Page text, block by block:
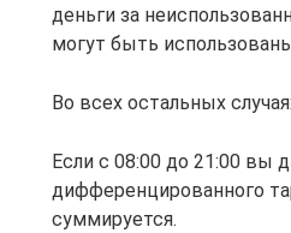
деньги за
могут быть
Во всех остальных
Если с 08:00 до 21:00 вы
дифференцированного
суммируется.